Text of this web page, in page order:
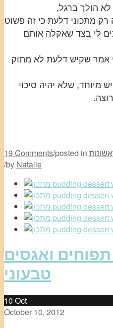
מתכוני דלעת כי זה פשוט
לי בצד שאקלה אותם
אמר שקיש דלעת לא מתוק
מיוחד, שלא יהיה סיכוי
19 Comments/posted in
/by Natalie
ואגסים
טבעוני
10 Oct
October 10, 2012